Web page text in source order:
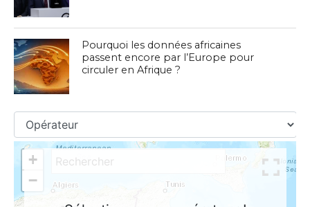
Pourquoi les données africaines
passent encore par l’Europe pour
circuler en Afrique ?